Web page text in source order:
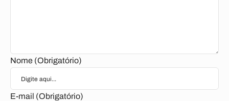
Nome (Obrigatório)
E-mail (Obrigatório)